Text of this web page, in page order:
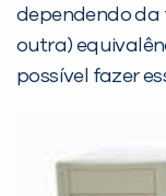
dependendo da
outra)
possível fazer